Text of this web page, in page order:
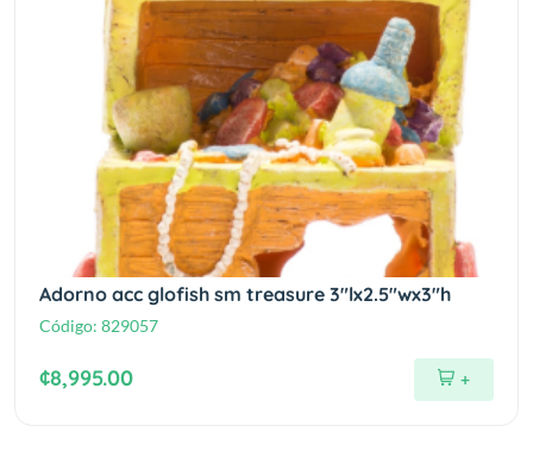
Adorno acc glofish sm treasure 3"lx2.5"wx3"h
Código: 829057
¢8,995.00 +